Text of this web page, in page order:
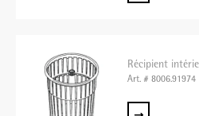
Récipient
Art. # 8006.91974